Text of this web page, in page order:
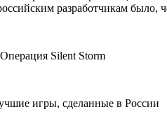
разработчикам было,
Операция Silent Storm